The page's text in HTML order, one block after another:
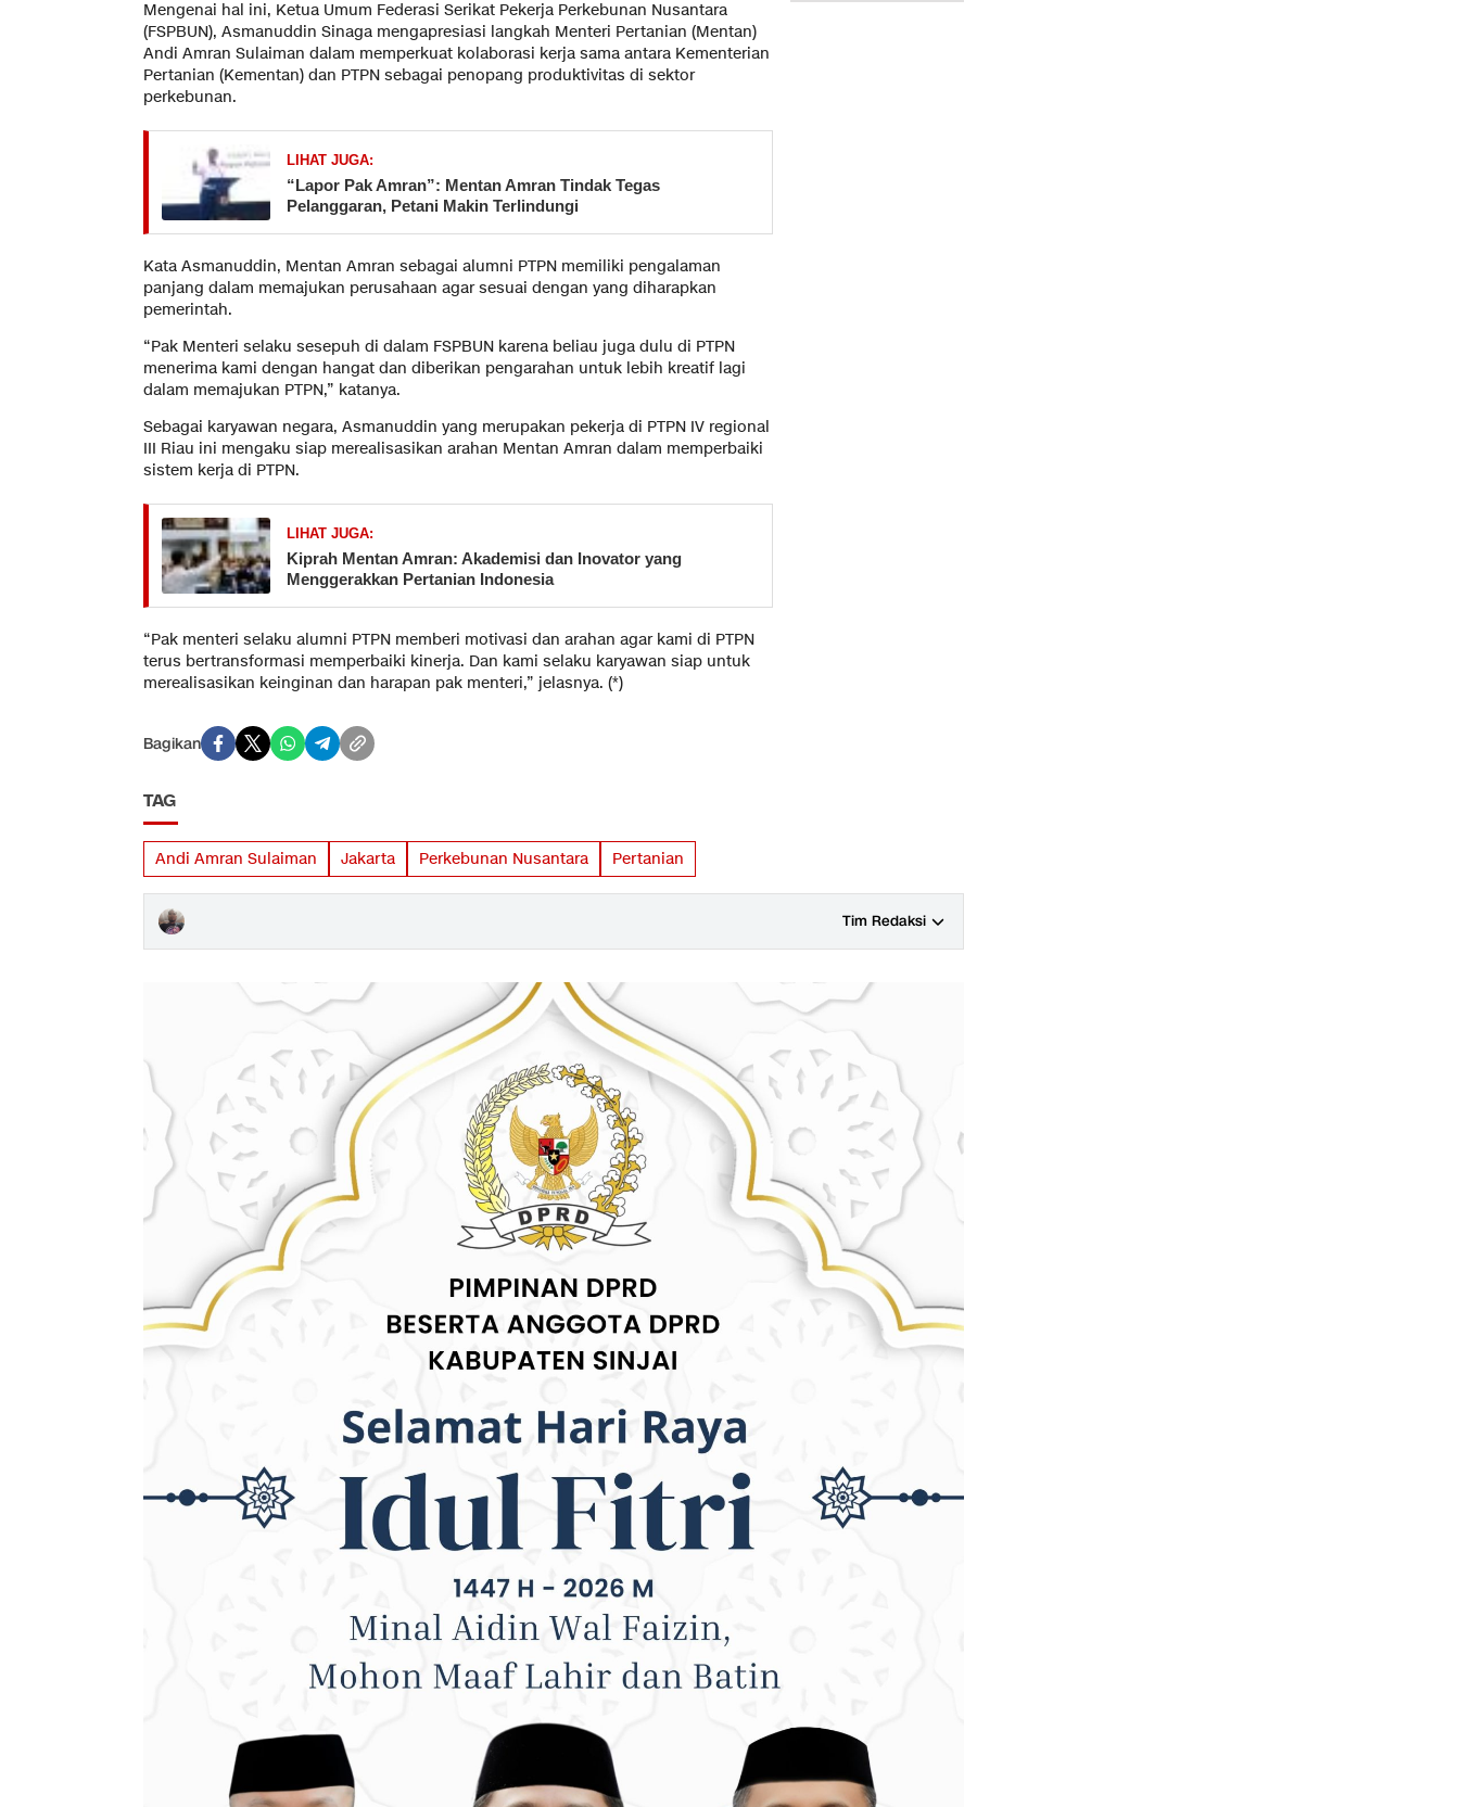
Mengenai hal ini, Ketua Umum Federasi Serikat Pekerja Perkebunan Nusantara
(FSPBUN), Asmanuddin Sinaga mengapresiasi langkah Menteri Pertanian (Mentan)
Andi Amran Sulaiman dalam memperkuat kolaborasi kerja sama antara Kementerian
Pertanian (Kementan) dan PTPN sebagai penopang produktivitas di sektor
perkebunan.
LIHAT JUGA:
“Lapor Pak Amran”: Mentan Amran Tindak Tegas
Pelanggaran, Petani Makin Terlindungi
Kata Asmanuddin, Mentan Amran sebagai alumni PTPN memiliki pengalaman
panjang dalam memajukan perusahaan agar sesuai dengan yang diharapkan
pemerintah.
“Pak Menteri selaku sesepuh di dalam FSPBUN karena beliau juga dulu di PTPN
menerima kami dengan hangat dan diberikan pengarahan untuk lebih kreatif lagi
dalam memajukan PTPN,” katanya.
Sebagai karyawan negara, Asmanuddin yang merupakan pekerja di PTPN IV regional
III Riau ini mengaku siap merealisasikan arahan Mentan Amran dalam memperbaiki
sistem kerja di PTPN.
LIHAT JUGA:
Kiprah Mentan Amran: Akademisi dan Inovator yang
Menggerakkan Pertanian Indonesia
“Pak menteri selaku alumni PTPN memberi motivasi dan arahan agar kami di PTPN
terus bertransformasi memperbaiki kinerja. Dan kami selaku karyawan siap untuk
merealisasikan keinginan dan harapan pak menteri,” jelasnya. (*)
Bagikan
TAG
Andi Amran Sulaiman Jakarta Perkebunan Nusantara Pertanian
Tim Redaksi